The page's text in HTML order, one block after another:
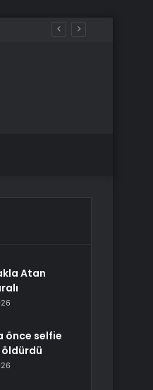
Atan
önce selfie